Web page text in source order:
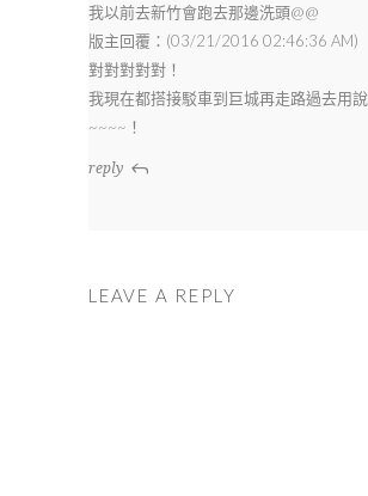
我以前去新竹會跑去那邊洗頭@@
版主回覆：(03/21/2016 02:46:36 AM)
對對對對對！
我現在都搭接駁車到巨城再走路過去用說
~~~~！
reply
LEAVE A REPLY